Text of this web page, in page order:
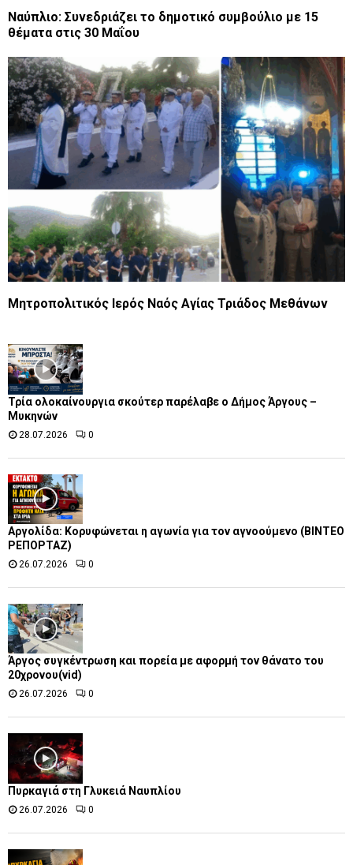
Ναύπλιο: Συνεδριάζει το δημοτικό συμβούλιο με 15
θέματα στις 30 Μαΐου
Μητροπολιτικός Ιερός Ναός Αγίας Τριάδος Μεθάνων
Τρία ολοκαίνουργια σκούτερ παρέλαβε o Δήμος Άργους –
Μυκηνών
28.07.2026 0
Αργολίδα: Κορυφώνεται η αγωνία για τον αγνοούμενο (ΒΙΝΤΕΟ
ΡΕΠΟΡΤΑΖ)
26.07.2026 0
Άργος συγκέντρωση και πορεία με αφορμή τον θάνατο του
20χρονου(vid)
26.07.2026 0
Πυρκαγιά στη Γλυκειά Ναυπλίου
26.07.2026 0